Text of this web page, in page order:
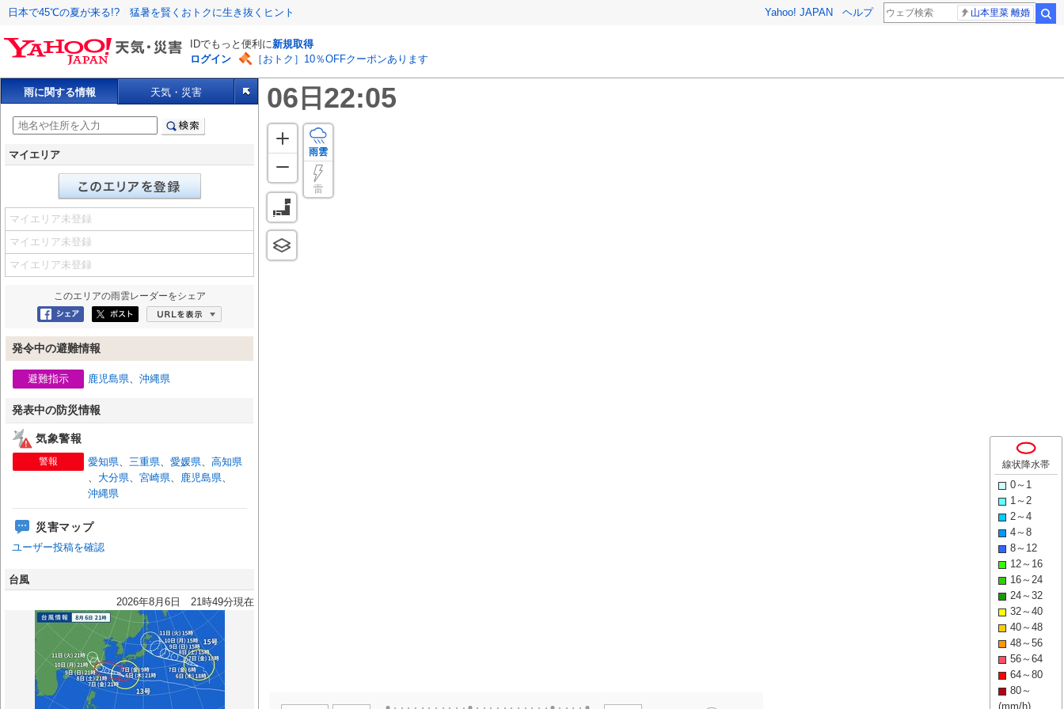
日本で45℃の夏が来る!? 猛暑を賢くおトクに生き抜くヒント Yahoo! JAPAN ヘルプ 山本里菜 離婚
IDでもっと便利に新規取得
ログイン
［おトク］10％OFFクーポンあります
雨に関する情報 天気・災害
マイエリア
マイエリア未登録
マイエリア未登録
マイエリア未登録
このエリアの雨雲レーダーをシェア
Facebookにシェア
ポスト
発令中の避難情報
避難指示 鹿児島県、 沖縄県
発表中の防災情報
気象警報
警報 愛知県、 三重県、 愛媛県、 高知県
、 大分県、 宮崎県、 鹿児島県、
沖縄県
災害マップ
ユーザー投稿を確認
台風
2026年8月6日 21時49分現在
雨雲
雷
06 日 22:05
線状降水帯
0～1
1～2
2～4
4～8
8～12
12～16
16～24
24～32
32～40
40～48
48～56
56～64
64～80
80～
(mm/h)